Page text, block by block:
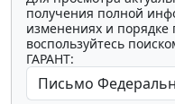
получения полной
изменениях и
воспользуйтесь
ГАРАНТ: